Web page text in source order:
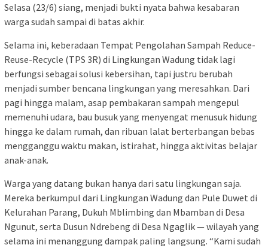
Selasa (23/6) siang, menjadi bukti nyata bahwa kesabaran
warga sudah sampai di batas akhir.
Selama ini, keberadaan Tempat Pengolahan Sampah Reduce-
Reuse-Recycle (TPS 3R) di Lingkungan Wadung tidak lagi
berfungsi sebagai solusi kebersihan, tapi justru berubah
menjadi sumber bencana lingkungan yang meresahkan. Dari
pagi hingga malam, asap pembakaran sampah mengepul
memenuhi udara, bau busuk yang menyengat menusuk hidung
hingga ke dalam rumah, dan ribuan lalat berterbangan bebas
mengganggu waktu makan, istirahat, hingga aktivitas belajar
anak-anak.
Warga yang datang bukan hanya dari satu lingkungan saja.
Mereka berkumpul dari Lingkungan Wadung dan Pule Duwet di
Kelurahan Parang, Dukuh Mblimbing dan Mbamban di Desa
Ngunut, serta Dusun Ndrebeng di Desa Ngaglik — wilayah yang
selama ini menanggung dampak paling langsung. “Kami sudah